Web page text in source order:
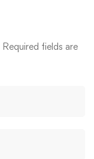
Required fields are